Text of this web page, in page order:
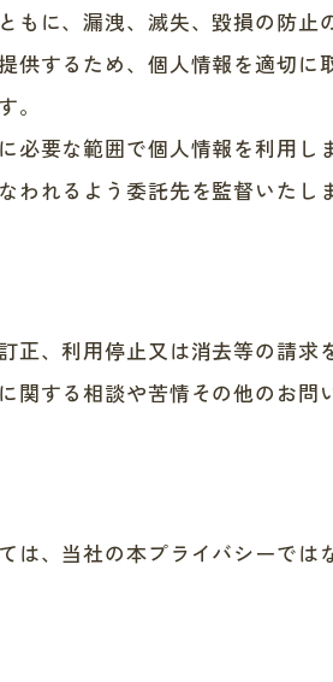
に、漏洩、滅失、毀損の防止
供するため、個人情報を適切
。
必要な範囲で個人情報を利用
れるよう委託先を監督いたしま
、利用停止又は消去等の請求
する相談や苦情その他のお問
は、当社の本プライバシーで